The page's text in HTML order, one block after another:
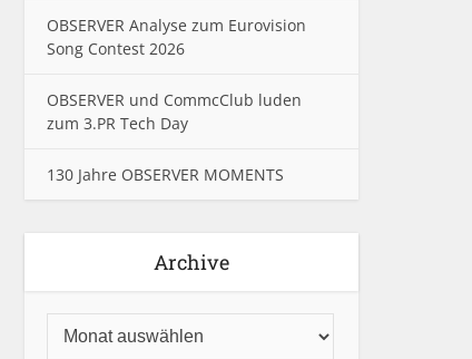
OBSERVER Analyse zum Eurovision
Song Contest 2026
OBSERVER und CommcClub luden
zum 3.PR Tech Day
130 Jahre OBSERVER MOMENTS
Archive